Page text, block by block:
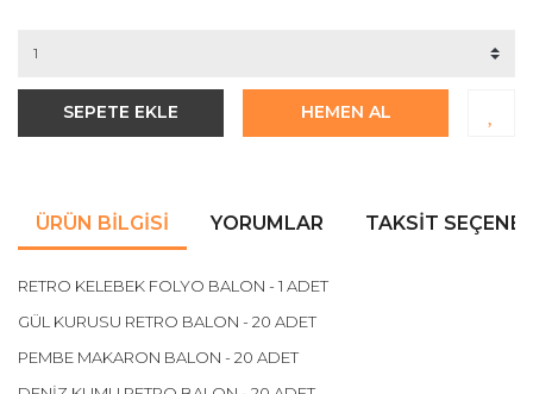
SEPETE EKLE HEMEN AL
ÜRÜN BILGISI YORUMLAR TAKSIT
RETRO KELEBEK FOLYO BALON - 1 ADET
GÜL KURUSU RETRO BALON - 20 ADET
PEMBE MAKARON BALON - 20 ADET